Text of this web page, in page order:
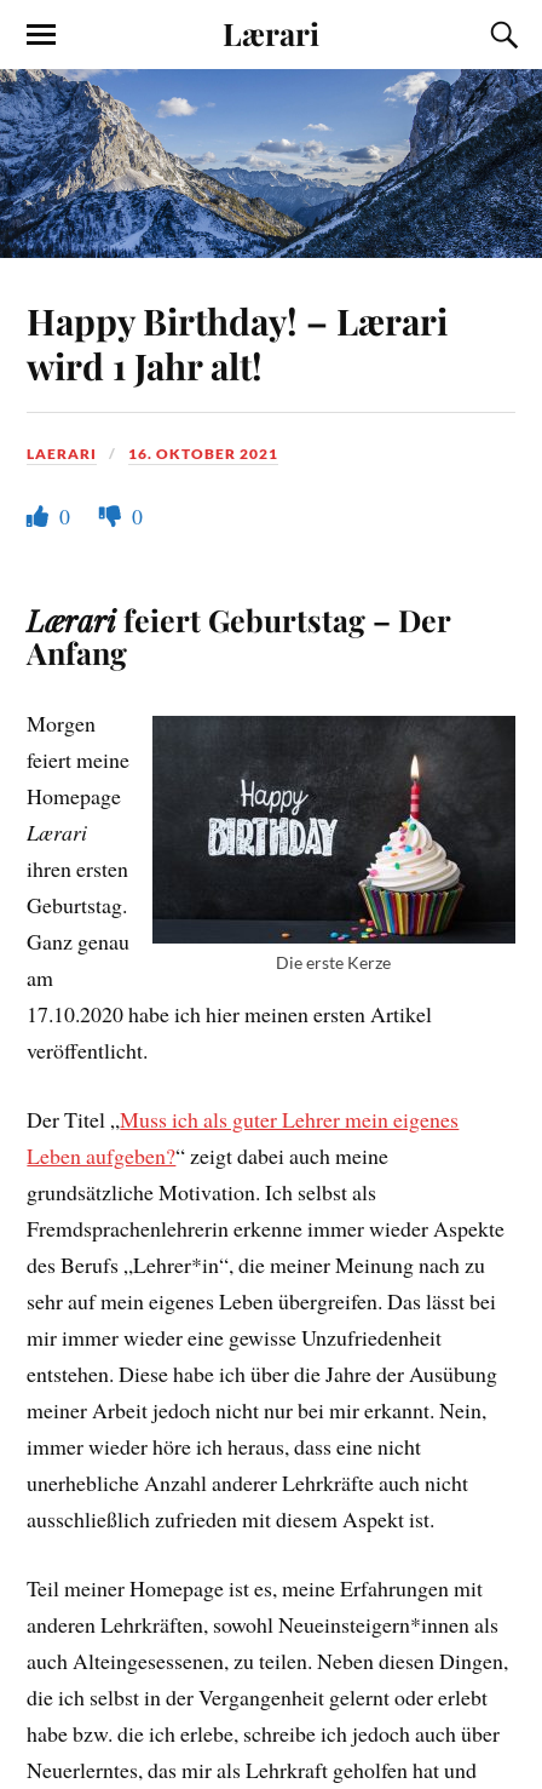
Lærari
Happy Birthday! – Lærari
wird 1 Jahr alt!
LAERARI 16. OKTOBER 2021
0 0
Lærarifeiert Geburtstag – Der
Anfang
Die erste Kerze
Morgen
feiert meine
Homepage
Lærari
ihren ersten
Geburtstag.
Ganz genau
am
17.10.2020 habe ich hier meinen ersten Artikel
veröffentlicht.
Der Titel „Muss ich als guter Lehrer mein eigenes
Leben aufgeben?“ zeigt dabei auch meine
grundsätzliche Motivation. Ich selbst als
Fremdsprachenlehrerin erkenne immer wieder Aspekte
des Berufs „Lehrer*in“, die meiner Meinung nach zu
sehr auf mein eigenes Leben übergreifen. Das lässt bei
mir immer wieder eine gewisse Unzufriedenheit
entstehen. Diese habe ich über die Jahre der Ausübung
meiner Arbeit jedoch nicht nur bei mir erkannt. Nein,
immer wieder höre ich heraus, dass eine nicht
unerhebliche Anzahl anderer Lehrkräfte auch nicht
ausschließlich zufrieden mit diesem Aspekt ist.
Teil meiner Homepage ist es, meine Erfahrungen mit
anderen Lehrkräften, sowohl Neueinsteigern*innen als
auch Alteingesessenen, zu teilen. Neben diesen Dingen,
die ich selbst in der Vergangenheit gelernt oder erlebt
habe bzw. die ich erlebe, schreibe ich jedoch auch über
Neuerlerntes, das mir als Lehrkraft geholfen hat und